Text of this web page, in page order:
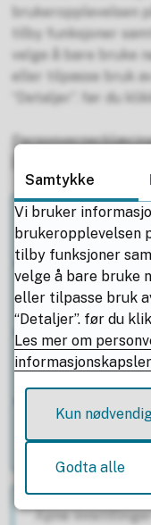
brukeropplevelsen
tilby funksjoner
velge å bare bruke
eller tilpasse bruk
“Detaljer”. før du
Nødvendige
Analytiske
Målrettede
Funksjonelle
Åpne
Samtykke
Vi bruker
brukeropplevelsen
tilby funksjoner
velge å bare bruke
eller tilpasse bruk
“Detaljer”. før du
Les mer om
informasjonskapsler
Kun
Godta alle